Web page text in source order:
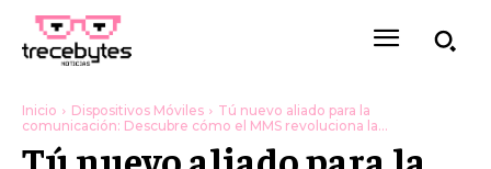
Inicio Dispositivos Móviles
Tú nuevo aliado para la
comunicación: Descubre cómo el MMS revoluciona la...